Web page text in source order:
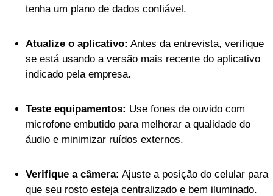
tenha um plano de dados confiável.
Atualize o aplicativo: Antes da entrevista, verifique
se está usando a versão mais recente do aplicativo
indicado pela empresa.
Teste equipamentos: Use fones de ouvido com
microfone embutido para melhorar a qualidade do
áudio e minimizar ruídos externos.
Verifique a câmera: Ajuste a posição do celular para
que seu rosto esteja centralizado e bem iluminado.